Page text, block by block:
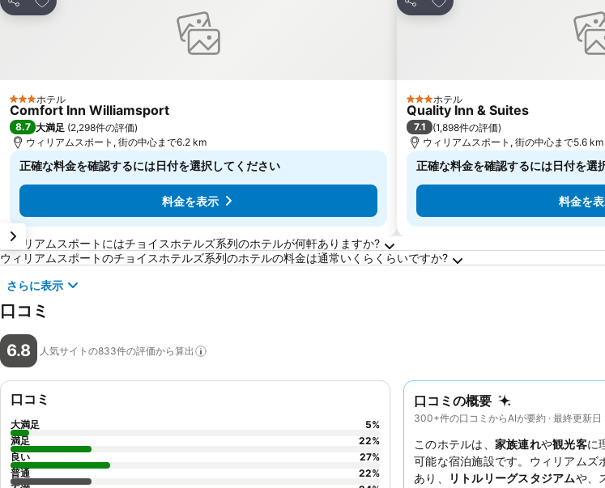
シェア
3 ホテルのランク
ホテル
Comfort Inn Williamsport
8.7 大満足 (2,298件の評価)
ウィリアムスポート, 街の中心まで6.2 km
正確な料金を確認するには日付を選択してください
料金を表示
シェア
3 ホテルのランク
ホテル
Quality Inn & Suites
7.1 (1,898件の評価)
ウィリアムスポート, 街の中心まで5.6 km
正確な料金を確認するには日付を選
料金を
ウィリアムスポートに関するよくある質問
ウィリアムスポートにはチョイスホテルズ系列のホテルが何軒ありますか?
ウィリアムスポートのチョイスホテルズ系列のホテルの料金は通常いくらくらいですか?
さらに表示
口コミ
6.8 人気サイトの833件の評価から算出
口コミの概要
300+件の口コミからAIが要約 · 最終更新
このホテルは、 家族連れや観光客に
可能な宿泊施設です。ウィリアムズ
あり、
リトルリーグスタジアムや、
口コミ
大満足 5%
満足
22%
良い
27%
普通
22%